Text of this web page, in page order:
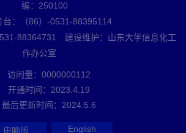
编：250100
台：（86）-0531-88395114
88364731 建设维护：山东大学信息化工
作办公室
访问量： 0000000112
开通时间： 2023 4 19
最后更新时间： 2024 5 6
电脑版 English